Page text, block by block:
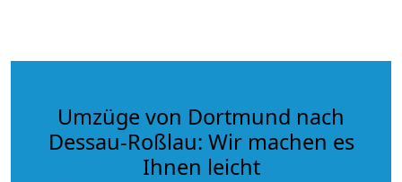
Umzüge von Dortmund nach
Dessau-Roßlau: Wir machen es
Ihnen leicht